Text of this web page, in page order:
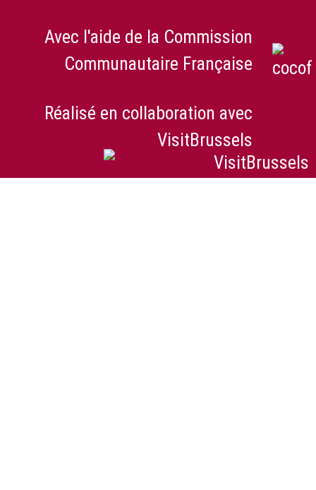
Avec l'aide de la Commission
Communautaire Française
Réalisé en collaboration avec
VisitBrussels